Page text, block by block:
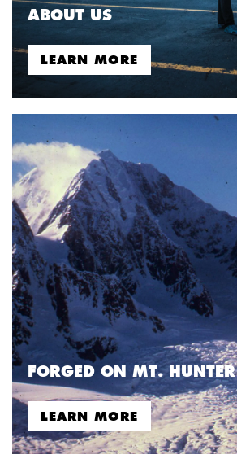
ABOUT US
LEARN MORE
FORGED ON MT. HUNTER
LEARN MORE